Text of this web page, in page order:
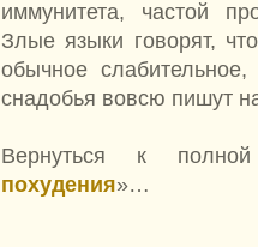
иммунитета, частой
Злые языки говорят,
обычное
снадобья вовсю пишут
Вернуться к
похудения»…